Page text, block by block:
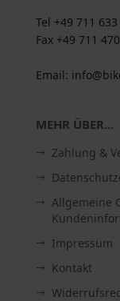
Tel +49 711
Fax +49 711
Email:
MEHR ÜBER...
Zahlung &
Allgemeine
Impressum
Kontakt